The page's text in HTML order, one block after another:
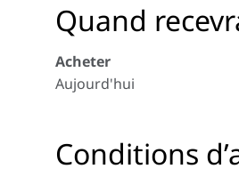
Quand
Acheter
Aujourd'hui
Conditions